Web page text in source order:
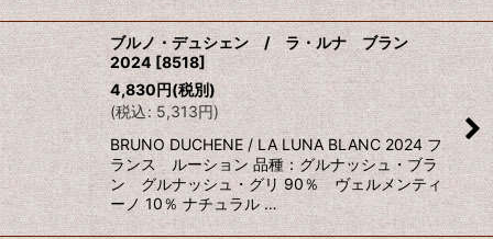
ブルノ・デュシェン / ラ・ルナ ブラン
2024 [8518]
4,830円(税別)
(税込: 5,313円)
BRUNO DUCHENE / LA LUNA BLANC 2024 フ
ランス ルーション 品種：グルナッシュ・ブラ
ン グルナッシュ・グリ 90％ ヴェルメンティ
ーノ 10％ ナチュラル …